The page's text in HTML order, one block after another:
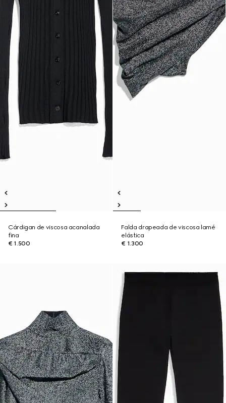
Cárdigan de viscosa acanalada
fina
€ 1.500
Falda drapeada de viscosa lamé
elástica
€ 1.300